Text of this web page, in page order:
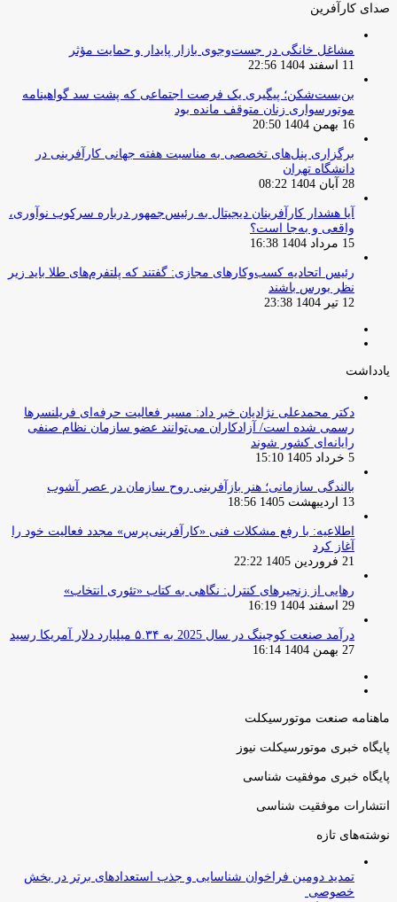
صدای کارآفرین
مشاغل خانگی در جست‌وجوی بازار پایدار و حمایت مؤثر
11 اسفند 1404 22:56
بن‌بست‌شکن؛ پیگیری یک فرصت اجتماعی که پشت سد گواهینامه
موتورسواری زنان متوقف مانده بود
16 بهمن 1404 20:50
برگزاری پنل‌های تخصصی به مناسبت هفته جهانی کارآفرینی در
دانشگاه تهران
28 آبان 1404 08:22
آیا هشدار کارآفرینان دیجیتال به رئیس‌جمهور درباره سرکوب نوآوری،
واقعی و به‌جا است؟
15 مرداد 1404 16:38
‏رئیس اتحادیه کسب‌وکارهای مجازی: گفتند که پلتفرم‌های طلا باید زیر
نظر بورس باشند
12 تیر 1404 23:38
یادداشت
دکتر محمدعلی نژادیان خبر داد: مسیر فعالیت حرفه‌ای فریلنسرها
رسمی شده است/ آزادکاران می‌توانند عضو سازمان نظام صنفی
رایانه‌ای کشور شوند
5 خرداد 1405 15:10
بالندگی سازمانی؛ هنر بازآفرینی روح سازمان در عصر آشوب
13 اردیبهشت 1405 18:56
اطلاعیه: با رفع مشکلات فنی «کارآفرینی‌پرس» مجدد فعالیت خود را
آغاز کرد
21 فروردین 1405 22:22
رهایی از زنجیرهای کنترل: نگاهی به کتاب «تئوری انتخاب»
29 اسفند 1404 16:19
درآمد صنعت کوچینگ در سال 2025 به ۵.۳۴ میلیارد دلار آمریکا رسید
27 بهمن 1404 16:14
ماهنامه صنعت موتورسیکلت
پایگاه خبری موتورسیکلت نیوز
پایگاه خبری موفقیت شناسی
انتشارات موفقیت شناسی
نوشته‌های تازه
تمدید دومین فراخوان شناسایی و جذب استعدادهای برتر در بخش
خصوصی